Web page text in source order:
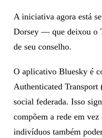
A iniciativa agora está
Dorsey — que deixou o
de seu conselho.
O aplicativo Bluesky é
Authenticated Transport
social federada. Isso
compõem a rede em vez
indivíduos também